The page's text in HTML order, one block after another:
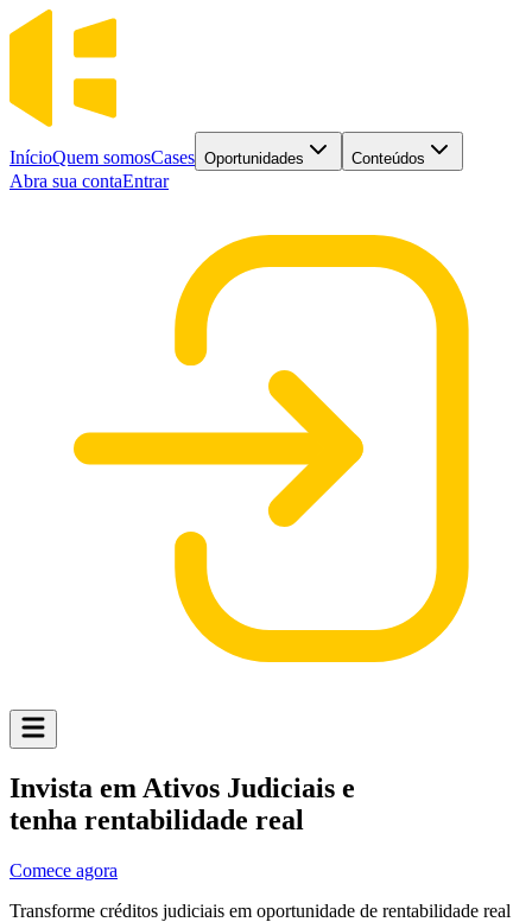
InícioQuem somosCases Oportunidades Conteúdos
Abra sua contaEntrar
Invista em Ativos Judiciais e
tenha rentabilidade real
Comece agora
Transforme créditos judiciais em oportunidade de rentabilidade real